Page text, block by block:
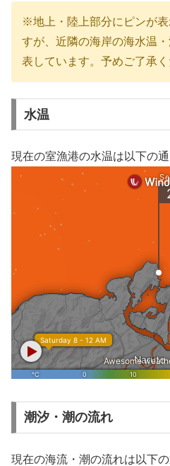
※地上・陸上部分にピンが
すが、近隣の海岸の海水温
表しています。予めご了承く
水温
現在の室漁港の水温は以下の通
潮汐・潮の流れ
現在の海流・潮の流れは以下の